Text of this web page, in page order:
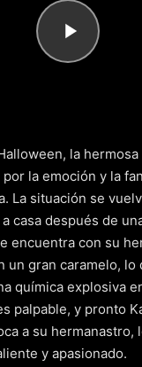
la hermosa
la emoción y la
La situación se
casa después de
encuentra con su
un gran caramelo, lo
química explosiva
palpable, y pronto
a su hermanastro,
y apasionado.